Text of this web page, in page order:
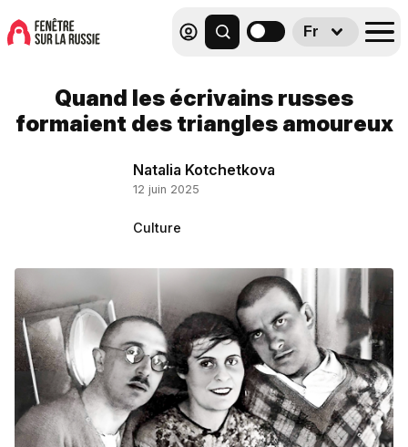
Fr
Quand les écrivains russes
formaient des triangles amoureux
Natalia Kotchetkova
12 juin 2025
Culture